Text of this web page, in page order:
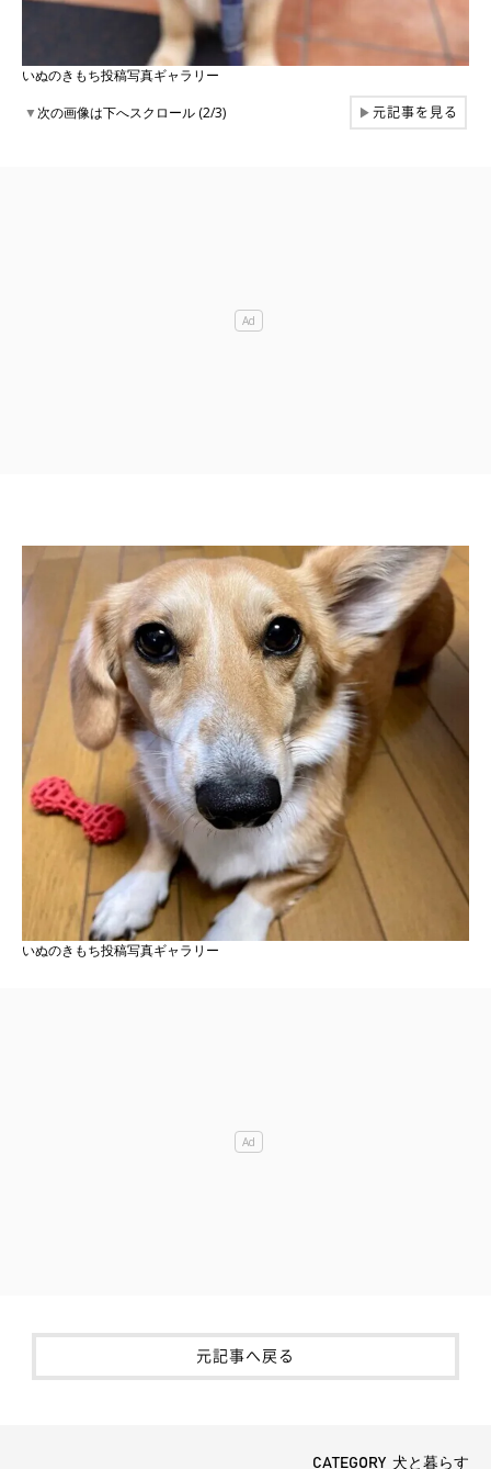
いぬのきもち投稿写真ギャラリー
▼次の画像は下へスクロール (2/3) ▶元記事を見る
いぬのきもち投稿写真ギャラリー
元記事へ戻る
CATEGORY 犬と暮らす